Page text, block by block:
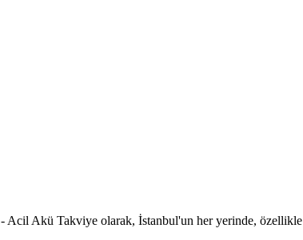
Acil Akü Takviye olarak, İstanbul'un her yerinde, özellikle